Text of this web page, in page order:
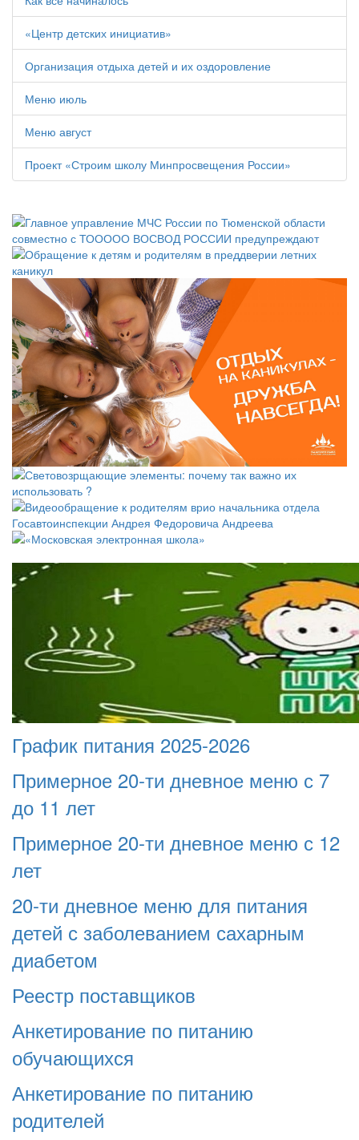
«Центр детских инициатив»
Организация отдыха детей и их оздоровление
Меню июль
Меню август
Проект «Строим школу Минпросвещения России»
График питания 2025-2026
Примерное 20-ти дневное меню с 7
до 11 лет
Примерное 20-ти дневное меню с 12
лет
20-ти дневное меню для питания
детей с заболеванием сахарным
диабетом
Реестр поставщиков
Анкетирование по питанию
обучающихся
Анкетирование по питанию
родителей